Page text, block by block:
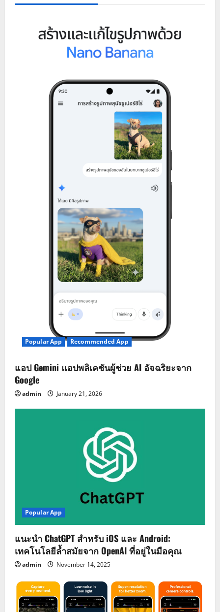
Popular App Recommended App
แอป Gemini แอปพลิเคชันผู้ช่วย AI อัจฉริยะจาก
Google
admin January 21, 2026
Popular App
แนะนำ ChatGPT สำหรับ iOS และ Android:
เทคโนโลยีล้ำสมัยจาก OpenAI ที่อยู่ในมือคุณ
admin November 14, 2025